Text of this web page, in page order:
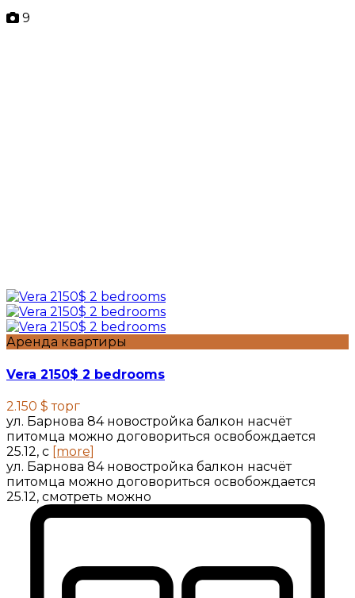
9
Аренда квартиры
Vera 2150$ 2 bedrooms
2.150 $торг
ул. Барнова 84 новостройка балкон насчёт
питомца можно договориться освобождается
25.12, с [more]
ул. Барнова 84 новостройка балкон насчёт
питомца можно договориться освобождается
25.12, смотреть можно